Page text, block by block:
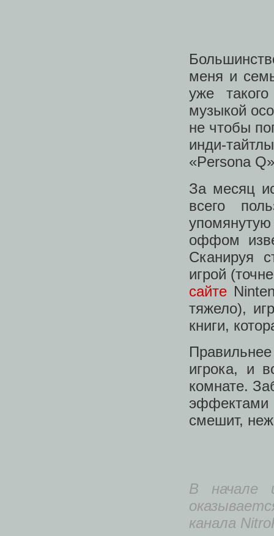
меня и
уже
музыкой
не чтобы
инди-
«Persona
За месяц
всего
оффом
Сканируя
игрой
сайте
тяжело),
книги,
игрока, и
комнате.
смешит,
В начале
канала